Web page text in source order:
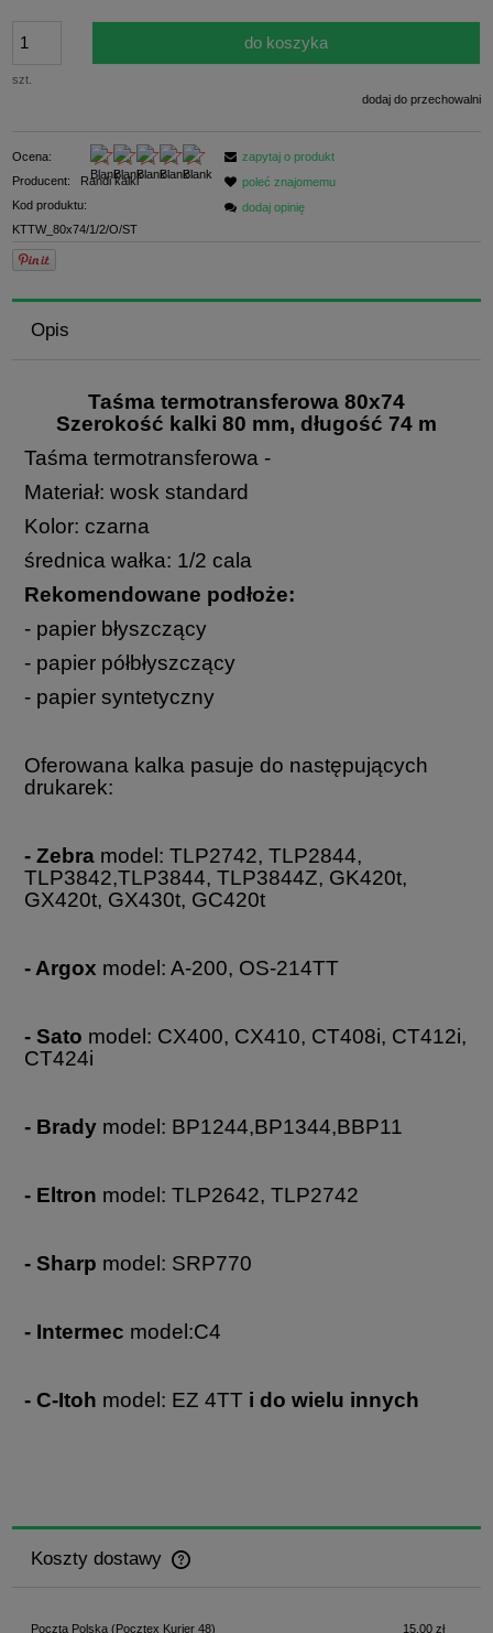
szt.
do koszyka
dodaj do przechowalni
Ocena:
Producent:
Randi kalki
Kod produktu:
KTTW_80x74/1/2/O/ST
zapytaj o produkt
poleć znajomemu
dodaj opinię
Opis
Taśma termotransferowa 80x74
Szerokość kalki 80 mm, długość 74 m
Taśma termotransferowa -
Materiał: wosk standard
Kolor: czarna
średnica wałka: 1/2 cala
Rekomendowane podłoże:
- papier błyszczący
- papier półbłyszczący
- papier syntetyczny
Oferowana kalka pasuje do następujących
drukarek:
- Zebra model: TLP2742, TLP2844,
TLP3842,TLP3844, TLP3844Z, GK420t,
GX420t, GX430t, GC420t
- Argox model: A-200, OS-214TT
- Sato model: CX400, CX410, CT408i, CT412i,
CT424i
- Brady model: BP1244,BP1344,BBP11
- Eltron model: TLP2642, TLP2742
- Sharp model: SRP770
- Intermec model:C4
- C-Itoh model: EZ 4TT i do wielu innych
Koszty dostawy
Cena nie zawiera ewentualnych kosztów płatności
Poczta Polska(Pocztex Kurier 48) 15,00 zł